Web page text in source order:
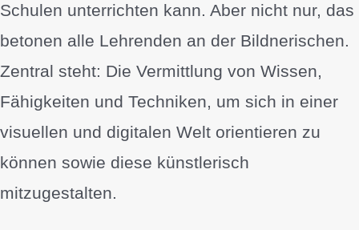
Schulen unterrichten kann. Aber nicht nur, das
betonen alle Lehrenden an der Bildnerischen.
Zentral steht: Die Vermittlung von Wissen,
Fähigkeiten und Techniken, um sich in einer
visuellen und digitalen Welt orientieren zu
können sowie diese künstlerisch
mitzugestalten.